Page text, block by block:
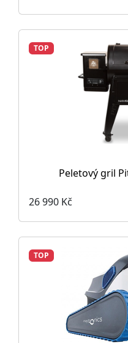
TOP
Peletový gril
26 990 Kč
TOP